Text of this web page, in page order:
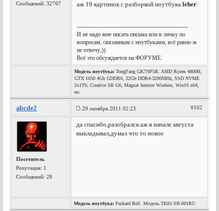
Сообщений: 32767
аж 19 картинок с разборкой ноутбукаleher.
---------------------------------------------------------
И не надо мне писать письма или в личку по
вопросам, связанным с ноутбуками, всё равно ж
не отвечу;))
Всё это обсуждается на ФОРУМЕ.
Модель ноутбука: TongFang GK7NP5R: AMD Ryzen 4800H,
GTX 1650 4Gb GDDR6, 32Gb DDR4-3200MHz, SSD NVME
2x1Tb; Creative SB G6, Magnat Interior Wireless, Win10 x64,
etc.
abcde2 29 октября 2011 02:23 #102
Посетитель
Репутация: 1
Сообщений: 28
да спасибо,разобрался.аж в начале августа
выкладывал,думал что то новое
Модель ноутбука: Packard Bell :Модель:TK81-SB-001RU